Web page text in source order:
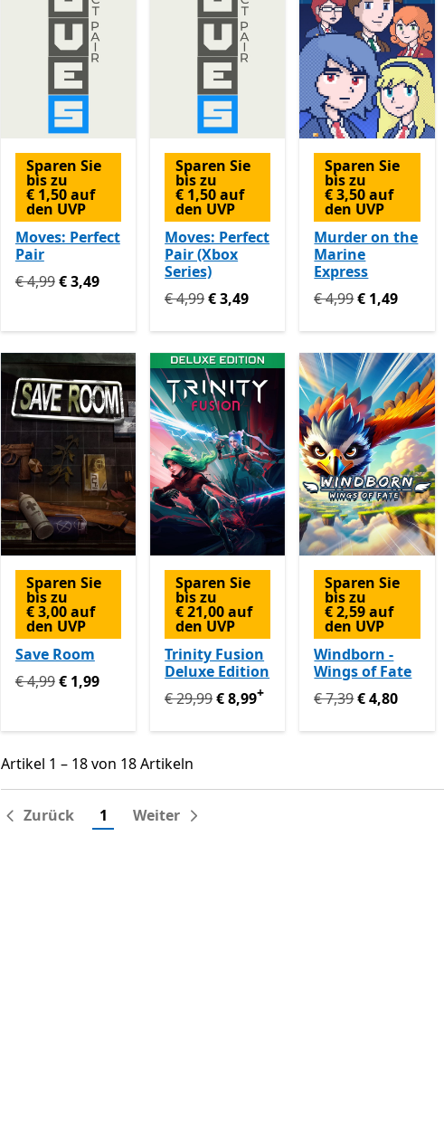
Sparen Sie
bis zu
€ 1,50 auf
den UVP
Moves: Perfect
Pair
Ursprünglich € 4,99 jetzt € 3,49
€ 4,99€ 3,49
Sparen Sie
bis zu
€ 1,50 auf
den UVP
Moves: Perfect
Pair (Xbox
Series)
Ursprünglich € 4,99 jetzt € 3,49
€ 4,99€ 3,49
Sparen Sie
bis zu
€ 3,50 auf
den UVP
Murder on the
Marine
Express
Ursprünglich €
€ 4,99€ 1,49
Sparen Sie
bis zu
€ 3,00 auf
den UVP
Save Room
Ursprünglich € 4,99 jetzt € 1,99
€ 4,99€ 1,99
Sparen Sie
bis zu
€ 21,00 auf
den UVP
Trinity Fusion
Deluxe Edition
Ursprünglich € 29,99 jetzt € 8,99Enthält
€ 29,99€ 8,99+
Sparen Sie
bis zu
€ 2,59 auf
den UVP
Windborn -
Wings of Fate
Ursprünglich €
€ 7,39€ 4,80
Artikel 1 – 18 von 18 Artikeln
Artikel 1 – 18 von 18 Artikeln
Zurück 1 Weiter